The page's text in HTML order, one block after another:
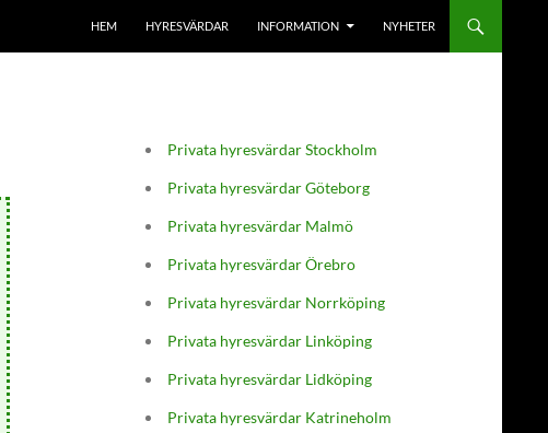
HEM HYRESVÄRDAR INFORMATION NYHETER
Privata hyresvärdar Stockholm
Privata hyresvärdar Göteborg
Privata hyresvärdar Malmö
Privata hyresvärdar Örebro
Privata hyresvärdar Norrköping
Privata hyresvärdar Linköping
Privata hyresvärdar Lidköping
Privata hyresvärdar Katrineholm